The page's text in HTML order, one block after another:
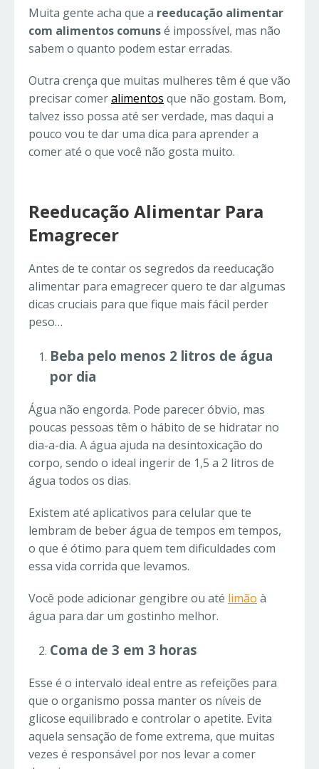
Muita gente acha que a reeducação alimentar
com alimentos comunsé impossível, mas não
sabem o quanto podem estar erradas.
Outra crença que muitas mulheres têm é que vão
precisar comeralimentos que não gostam. Bom,
talvez isso possa até ser verdade, mas daqui a
pouco vou te dar uma dica para aprender a
comer até o que você não gosta muito.
Reeducação Alimentar Para
Emagrecer
Antes de te contar os segredos da reeducação
alimentar para emagrecer quero te dar algumas
dicas cruciais para que fique mais fácil perder
peso…
Beba pelo menos 2 litros de água
por dia
Água não engorda. Pode parecer óbvio, mas
poucas pessoas têm o hábito de se hidratar no
dia-a-dia. A água ajuda na desintoxicação do
corpo, sendo o ideal ingerir de 1,5 a 2 litros de
água todos os dias.
Existem até aplicativos para celular que te
lembram de beber água de tempos em tempos,
o que é ótimo para quem tem dificuldades com
essa vida corrida que levamos.
Você pode adicionar gengibre ou até limão à
água para dar um gostinho melhor.
Coma de 3 em 3 horas
Esse é o intervalo ideal entre as refeições para
que o organismo possa manter os níveis de
glicose equilibrado e controlar o apetite. Evita
aquela sensação de fome extrema, que muitas
vezes é responsável por nos levar a comer